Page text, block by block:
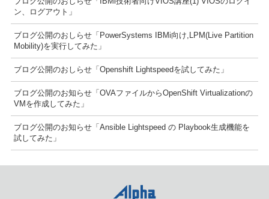
ン、ログアウト」
ブログ公開のおしらせ「PowerSystems IBMi向け,LPM(Live Partition
Mobility)を実行してみた」
ブログ公開のおしらせ「Openshift Lightspeedを試してみた」
ブログ公開のお知らせ「OVAファイルからOpenShift Virtualizationの
VMを作成してみた」
ブログ公開のお知らせ「Ansible Lightspeed の Playbook生成機能を
試してみた」